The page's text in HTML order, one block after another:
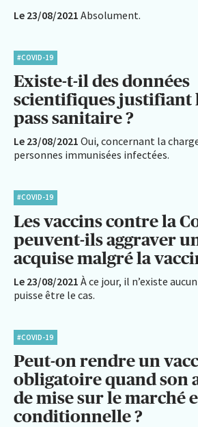
Le 23/08/2021 Absolument.
#COVID-19
Existe-t-il des données
scientifiques justifiant
pass sanitaire ?
Le 23/08/2021 Oui, concernant la
personnes immunisées infectées.
#COVID-19
Les vaccins contre la
peuvent-ils aggraver
acquise malgré la
Le 23/08/2021 À ce jour, il n’existe
puisse être le cas.
#COVID-19
Peut-on rendre un
obligatoire quand son
de mise sur le marché
conditionnelle ?